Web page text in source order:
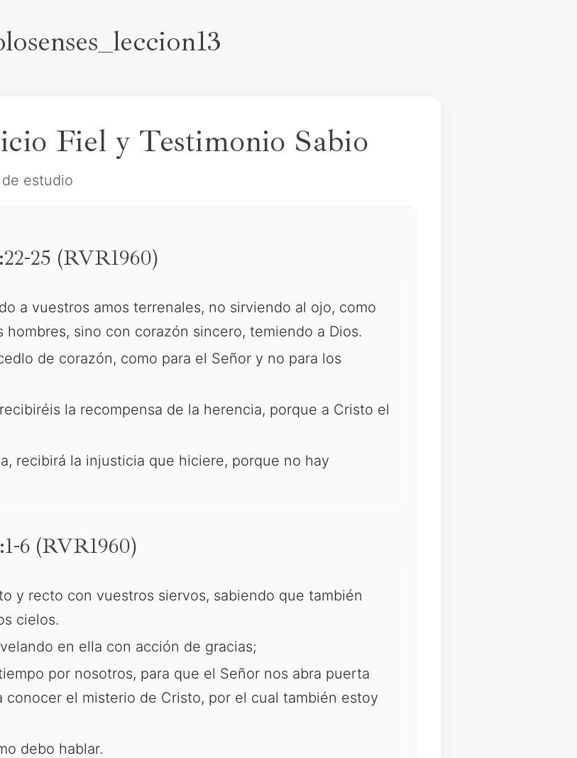
Fiel y Testimonio Sabio
estudio
25 (RVR1960)
a vuestros amos terrenales, no sirviendo al ojo, como
hombres, sino con corazón sincero, temiendo a Dios.
de corazón, como para el Señor y no para los
la recompensa de la herencia, porque a Cristo el
recibirá la injusticia que hiciere, porque no hay
6 (RVR1960)
y recto con vuestros siervos, sabiendo que también
cielos.
en ella con acción de gracias;
por nosotros, para que el Señor nos abra puerta
conocer el misterio de Cristo, por el cual también estoy
debo hablar.